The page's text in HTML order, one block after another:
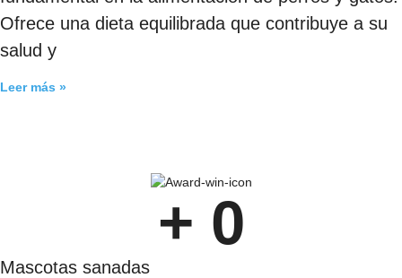
Ofrece una dieta equilibrada que contribuye a su
salud y
Leer más »
+ 0
Mascotas sanadas